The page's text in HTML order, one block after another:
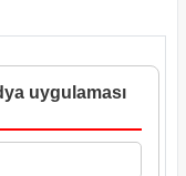
uygulaması